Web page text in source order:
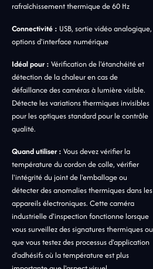
rafraîchissement thermique de 60 Hz
Connectivité : USB, sortie vidéo analogique,
options d'interface numérique
Idéal pour : Vérification de l'étanchéité et
détection de la chaleur en cas de
défaillance des caméras à lumière visible.
Détecte les variations thermiques invisibles
pour les optiques standard pour le contrôle
qualité.
Quand utiliser : Vous devez vérifier la
température du cordon de colle, vérifier
l'intégrité du joint de l'emballage ou
détecter des anomalies thermiques dans les
appareils électroniques. Cette caméra
industrielle d'inspection fonctionne lorsque
vous surveillez des signatures thermiques ou
que vous testez des processus d'application
d'adhésifs où la température est plus